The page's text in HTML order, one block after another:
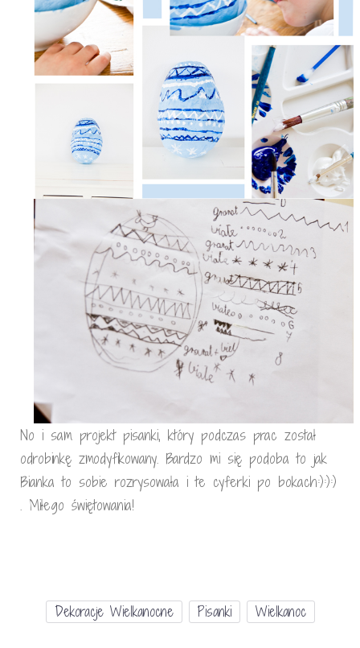
No i sam projekt pisanki, który podczas prac został
odrobinkę zmodyfikowany. Bardzo mi się podoba to jak
Bianka to sobie rozrysowała i te cyferki po bokach:):):)
. Miłego świętowania!
Dekoracje Wielkanocne Pisanki Wielkanoc